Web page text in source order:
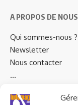
A PROPOS DE NOUS
Qui sommes-nous ?
Newsletter
Nous contacter
…